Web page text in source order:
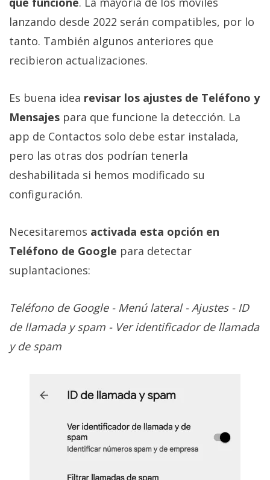
lanzando desde 2022 serán compatibles, por lo
tanto. También algunos anteriores que
recibieron actualizaciones.
Es buena idea revisar los ajustes de Teléfono y
Mensajes para que funcione la detección. La
app de Contactos solo debe estar instalada,
pero las otras dos podrían tenerla
deshabilitada si hemos modificado su
configuración.
Necesitaremos activada esta opción en
Teléfono de Google para detectar
suplantaciones:
Teléfono de Google - Menú lateral - Ajustes - ID
de llamada y spam - Ver identificador de llamada
y de spam